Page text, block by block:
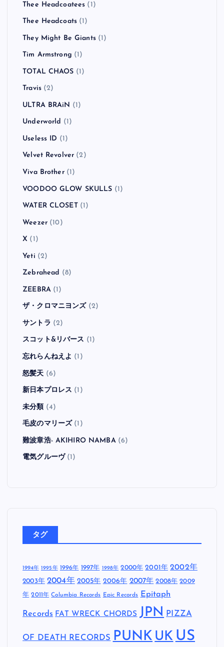
Thee Headcoatees (1)
Thee Headcoats (1)
They Might Be Giants(1)
Tim Armstrong (1)
TOTAL CHAOS (1)
Travis(2)
ULTRA BRAiN (1)
Underworld (1)
Useless ID (1)
Velvet Revolver (2)
Viva Brother(1)
VOODOO GLOW SKULLS (1)
WATER CLOSET(1)
Weezer(10)
X (1)
Yeti (2)
Zebrahead (8)
ZEEBRA(1)
ザ・クロマニヨンズ (2)
サントラ (2)
スコット&リバース (1)
忘れらんねえよ (1)
怒髪天 (6)
新日本プロレス (1)
未分類 (4)
毛皮のマリーズ (1)
難波章浩- AKIHIRO NAMBA(6)
電気グルーヴ(1)
タグ
1994年 1995年 1996年 1997年 1998年 2000年 2001年 2002年
2003年 2004年 2005年 2006年 2007年 2008年 2009
年 2011年 Columbia Records Epic Records Epitaph
Records FAT WRECK CHORDS JPN PIZZA
OF DEATH RECORDS PUNK UK US